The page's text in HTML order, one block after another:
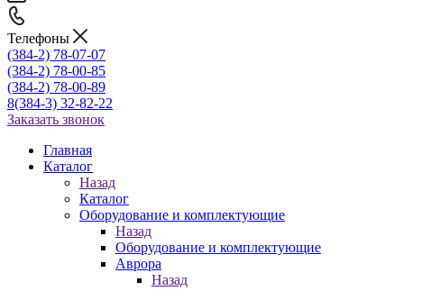
Телефоны
(384-2) 78-07-07
(384-2) 78-00-85
(384-2) 78-00-89
8(384-3) 32-82-22
Заказать звонок
Главная
Каталог
Назад
Каталог
Оборудование и комплектующие
Назад
Оборудование и комплектующие
Аврора
Назад